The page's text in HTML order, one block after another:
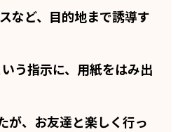
など、目的地まで誘導す
う指示に、用紙をはみ出
が、お友達と楽しく行っ